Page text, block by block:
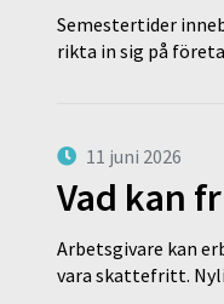
Semestertider
rikta in sig på
11 juni 2026
Vad kan
Arbetsgivare kan
vara skattefritt.